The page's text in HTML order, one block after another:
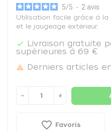
5/5 - 2 avis
Utilisation facile grâce à
et le jaugeage extérieur.

Livraison gratuite
supérieures à 69 €
 Derniers articles
− +
favorite_border Favoris